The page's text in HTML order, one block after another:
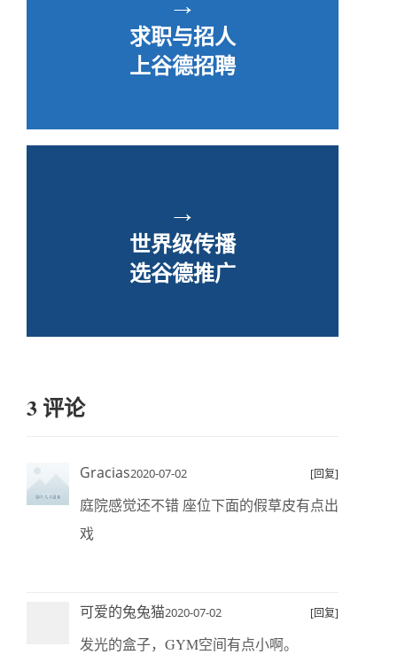
求职与招人
上谷德招聘
→
世界级传播
选谷德推广
3 评论
Gracias2020-07-02 [回复]
庭院感觉还不错 座位下面的假草皮有点出
戏
可爱的兔兔猫2020-07-02 [回复]
发光的盒子，GYM空间有点小啊。